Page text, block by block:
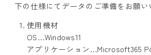
下の仕様にてデータのご準備をお願い
使用機材
OS…Windows11
アプリケーション…Microsoft365